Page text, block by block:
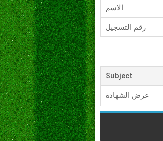
الاسم
رقم التسجيل
Subject
عرض الشهادة